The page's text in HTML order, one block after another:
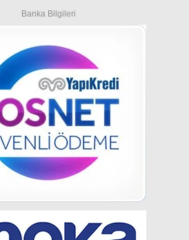
Banka Bilgileri